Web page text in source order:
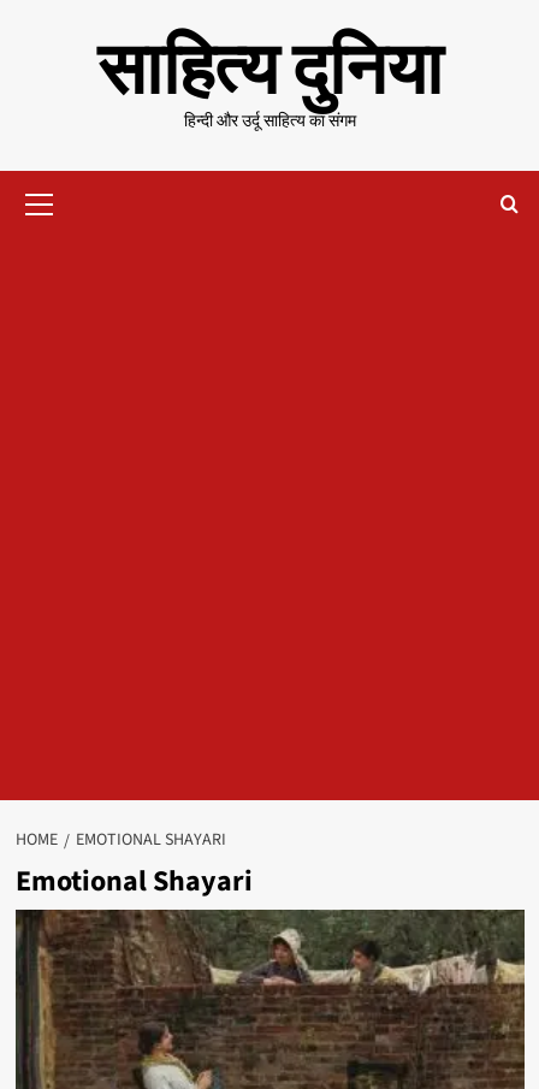
साहित्य दुनिया
हिन्दी और उर्दू साहित्य का संगम
Menu
HOME EMOTIONAL SHAYARI
Emotional Shayari